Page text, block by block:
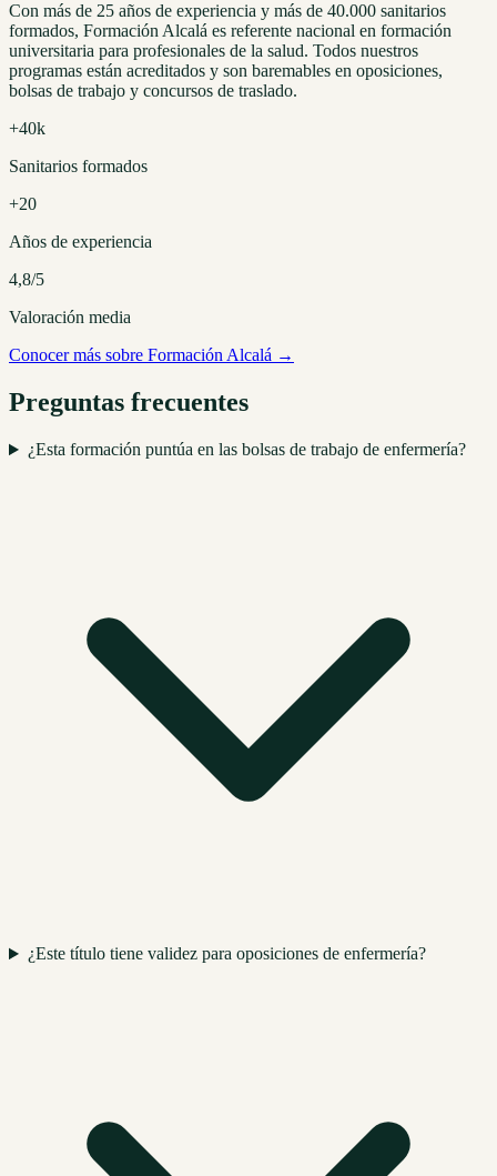
Con más de 25 años de experiencia y más de 40.000 sanitarios
formados, Formación Alcalá es referente nacional en formación
universitaria para profesionales de la salud. Todos nuestros
programas están acreditados y son baremables en oposiciones,
bolsas de trabajo y concursos de traslado.
+40k
Sanitarios formados
+20
Años de experiencia
4,8/5
Valoración media
Conocer más sobre Formación Alcalá →
Preguntas frecuentes
¿Esta formación puntúa en las bolsas de trabajo de enfermería?
¿Este título tiene validez para oposiciones de enfermería?